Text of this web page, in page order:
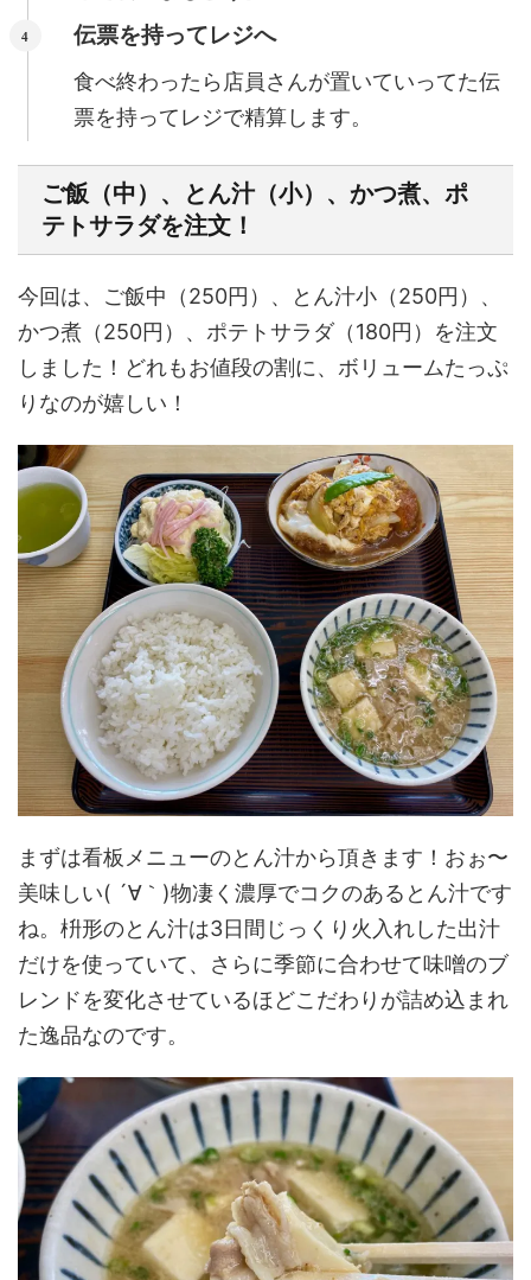
伝票を持ってレジへ
食べ終わったら店員さんが置いていってた伝
票を持ってレジで精算します。
ご飯（中）、とん汁（小）、かつ煮、ポ
テトサラダを注文！
今回は、ご飯中（250円）、とん汁小（250円）、
かつ煮（250円）、ポテトサラダ（180円）を注文
しました！どれもお値段の割に、ボリュームたっぷ
りなのが嬉しい！
まずは看板メニューのとん汁から頂きます！おぉ〜
美味しい( ´∀｀)物凄く濃厚でコクのあるとん汁です
ね。枡形のとん汁は3日間じっくり火入れした出汁
だけを使っていて、さらに季節に合わせて味噌のブ
レンドを変化させているほどこだわりが詰め込まれ
た逸品なのです。